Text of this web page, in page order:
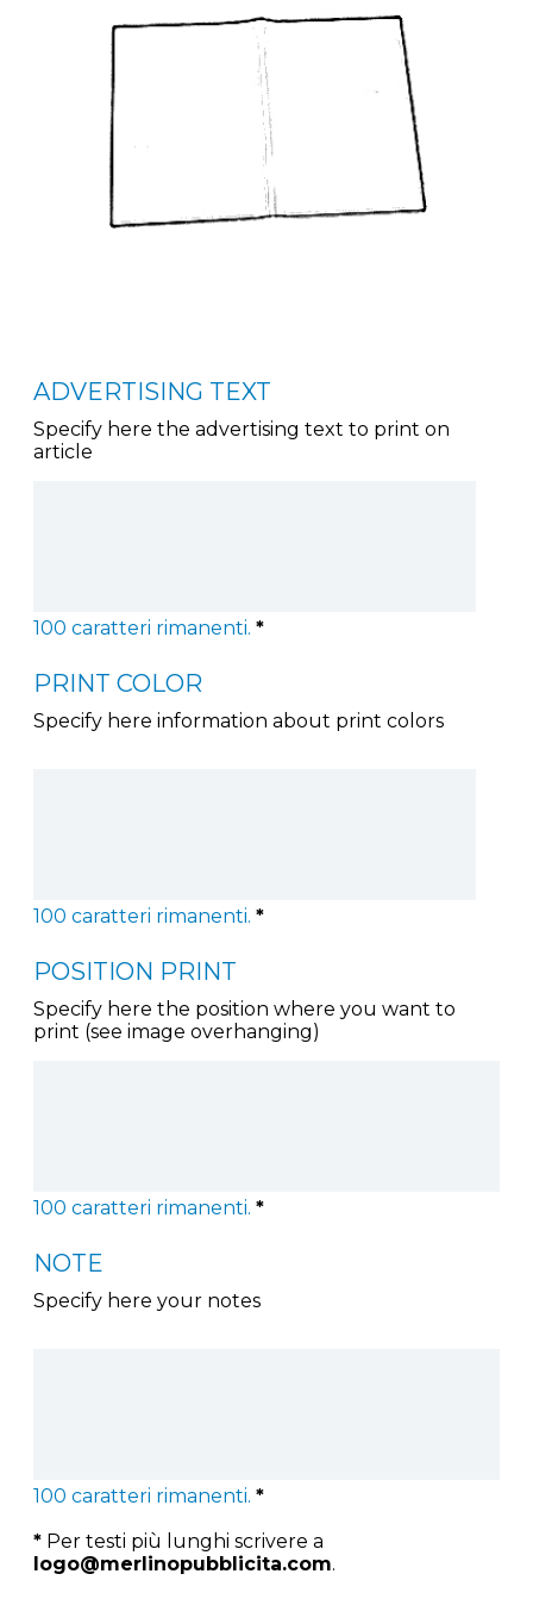
ADVERTISING TEXT
Specify here the advertising text to print on
article
100 caratteri rimanenti. *
PRINT COLOR
Specify here information about print colors
100 caratteri rimanenti. *
POSITION PRINT
Specify here the position where you want to
print (see image overhanging)
100 caratteri rimanenti. *
NOTE
Specify here your notes
100 caratteri rimanenti. *
* Per testi più lunghi scrivere a
logo@merlinopubblicita.com.